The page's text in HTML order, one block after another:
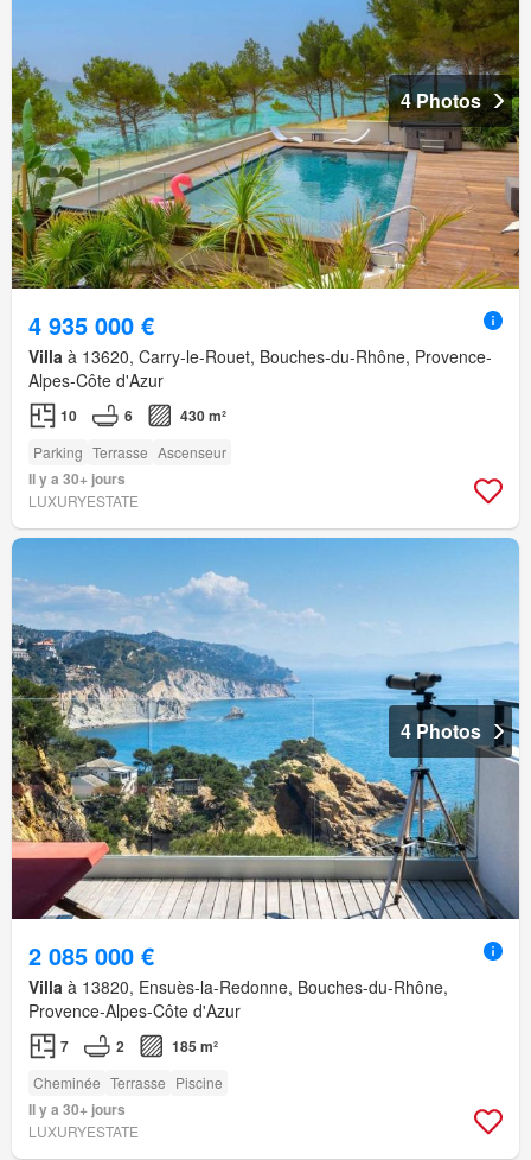
4 Photos
4 935 000 €
Villa à 13620, Carry-le-Rouet, Bouches-du-Rhône, Provence-
Alpes-Côte d'Azur
10 6 430 m²
Parking Terrasse Ascenseur
Il y a 30+ jours
LUXURYESTATE
4 Photos
2 085 000 €
Villa à 13820, Ensuès-la-Redonne, Bouches-du-Rhône,
Provence-Alpes-Côte d'Azur
7 2 185 m²
Cheminée Terrasse Piscine
Il y a 30+ jours
LUXURYESTATE